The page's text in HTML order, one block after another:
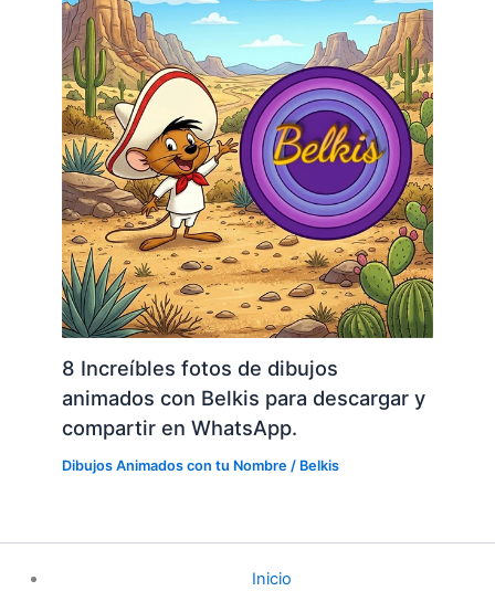
8 Increíbles fotos de dibujos
animados con Belkis para descargar y
compartir en WhatsApp.
Dibujos Animados con tu Nombre / Belkis
Inicio